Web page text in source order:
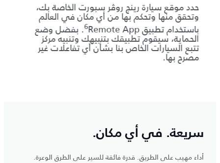
حدد موقع سيارة رينج روڤر سبورت الخاصة بك،
وتحقق منها وتحكم بها من أي مكان في العالم
باستخدام تطبيق Remote App‏
6. بفضل وضع
الحماية، سيقوم تطبيقك بتنبيهك وتنبيه مركز
تتبع السيارات الخاص بنا بشأن أي تفاعلات غير
مصرح بها.
سريعة. في أي مكان.
أداء مهيب على الطريق. قدرة فائقة للسير على الطرق الوعرة.